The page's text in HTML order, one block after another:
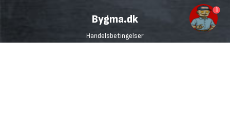
Bygma.dk
Handelsbetingelser
Fragt
1